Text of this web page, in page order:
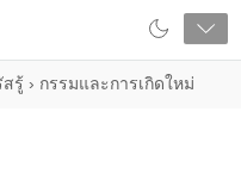
รู้ › กรรมและการเกิดใหม่